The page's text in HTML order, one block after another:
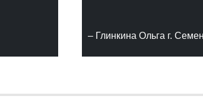
– Глинкина Ольга г.